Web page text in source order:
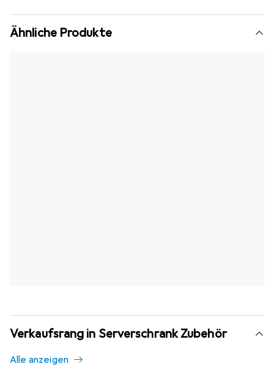
Ähnliche Produkte
Verkaufsrang in Serverschrank Zubehör
Alle anzeigen